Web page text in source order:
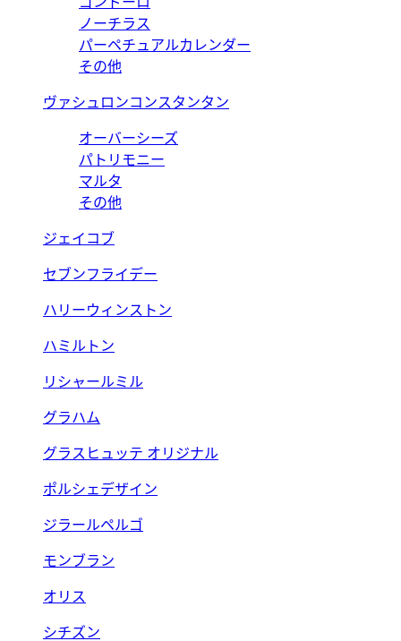
ノーチラス
パーペチュアルカレンダー
その他
ヴァシュロンコンスタンタン
オーバーシーズ
パトリモニー
マルタ
その他
ジェイコブ
セブンフライデー
ハリーウィンストン
ハミルトン
リシャールミル
グラハム
グラスヒュッテ オリジナル
ポルシェデザイン
ジラールペルゴ
モンブラン
オリス
シチズン